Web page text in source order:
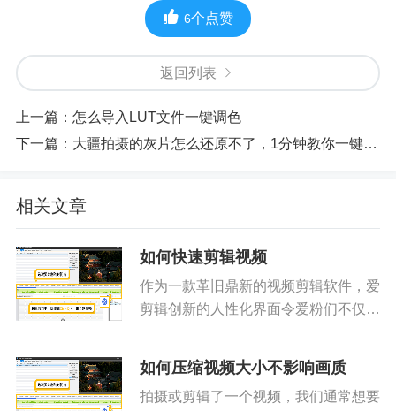
6个点赞
返回列表
上一篇： 怎么导入LUT文件一键调色
下一篇： 大疆拍摄的灰片怎么还原不了，1分钟教你一键还原并调色
相关文章
如何快速剪辑视频
作为一款革旧鼎新的视频剪辑软件，爱
剪辑创新的人性化界面令爱粉们不仅能
度、运行速度也使爱粉们视频剪辑过程
更加快速、得心应手！按照如下步...
如何压缩视频大小不影响画质
拍摄或剪辑了一个视频，我们通常想要